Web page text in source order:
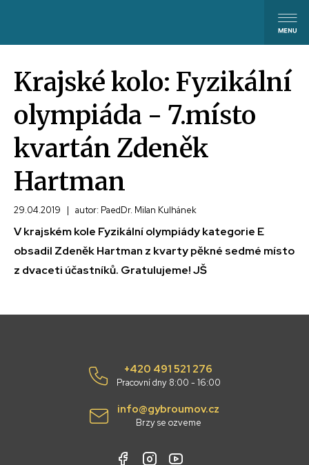
Krajské kolo: Fyzikální
olympiáda - 7.místo
kvartán Zdeněk
Hartman
29.04.2019 | autor: PaedDr. Milan Kulhánek
V krajském kole Fyzikální olympiády kategorie E
obsadil Zdeněk Hartman z kvarty pěkné sedmé místo
z dvaceti účastníků. Gratulujeme! JŠ
+420 491 521 276
Pracovní dny 8:00 - 16:00
info@gybroumov.cz
Brzy se ozveme